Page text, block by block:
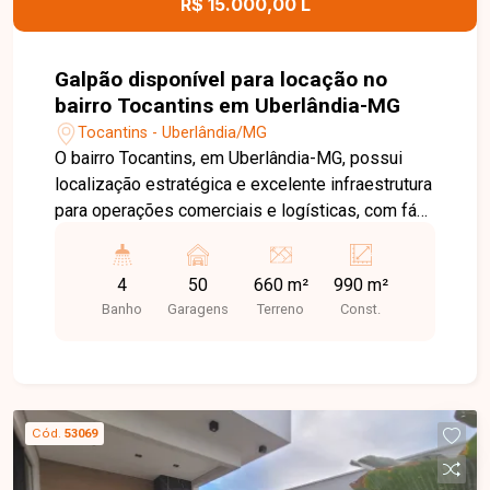
R$ 15.000,00 L
Galpão disponível para locação no
bairro Tocantins em Uberlândia-MG
Tocantins - Uberlândia/MG
O bairro Tocantins, em Uberlândia-MG, possui
localização estratégica e excelente infraestrutura
para operações comerciais e logísticas, com fácil
A região é ideal para empresas que necessitam
de agilidade no transporte, distribuição e
movimentação de cargas. Galpão comercial em
conta ainda com terreno lateral de 330m², ampla
área externa para pátio de manobras ou
implantação de projeto BTS (Built to Suit), além
4
Banho
50
Garagens
660 m²
Terreno
990 m²
Const.
Cód. 53069